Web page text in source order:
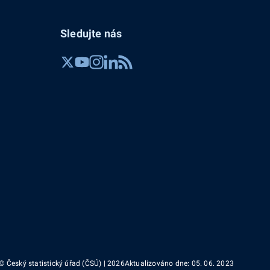
Sledujte nás
Český statistický úřad (ČSÚ) | 2026Aktualizováno dne: 05. 06. 2023